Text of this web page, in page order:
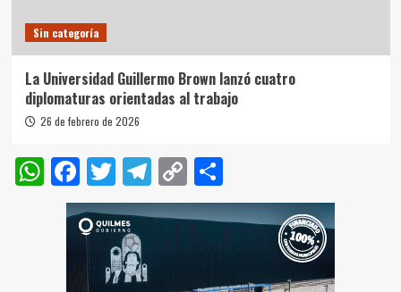
Sin categoría
La Universidad Guillermo Brown lanzó cuatro
diplomaturas orientadas al trabajo
26 de febrero de 2026
WhatsApp
Facebook
Twitter
Telegram
Copy
Link
Compartir